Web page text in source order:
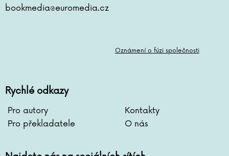
bookmedia@euromedia.cz
Oznámení o fúzi společnosti
Rychlé odkazy
Pro autory
Kontakty
Pro překladatele
O nás